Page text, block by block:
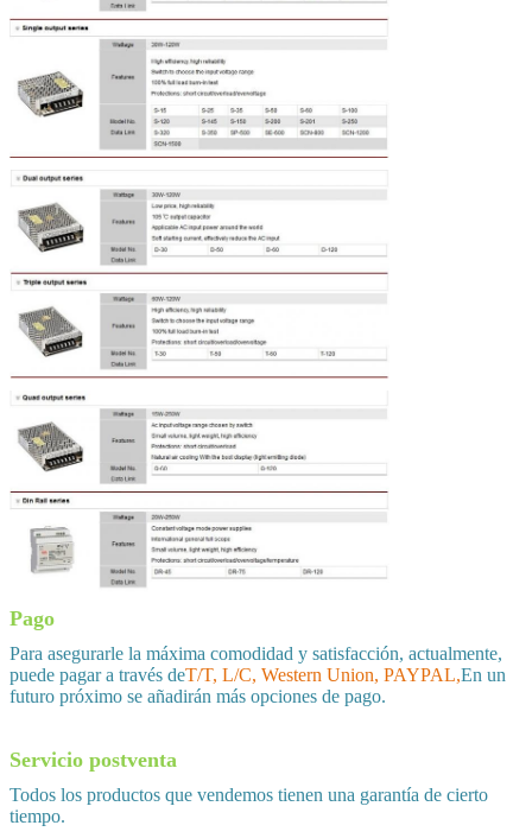
Pago
Para asegurarle la máxima comodidad y satisfacción, actualmente,
puede pagar a través deT/T, L/C, Western Union, PAYPAL,En un
futuro próximo se añadirán más opciones de pago.
Servicio postventa
Todos los productos que vendemos tienen una garantía de cierto
tiempo.